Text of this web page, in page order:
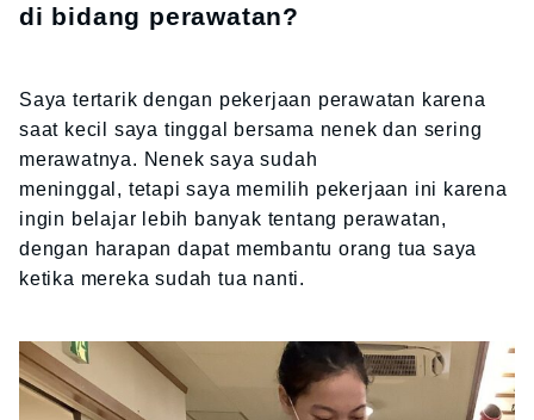
di bidang perawatan?
Saya tertarik dengan pekerjaan perawatan karena
saat kecil saya tinggal bersama nenek dan sering
merawatnya. Nenek saya sudah
meninggal, tetapi saya memilih pekerjaan ini karena
ingin belajar lebih banyak tentang perawatan,
dengan harapan dapat membantu orang tua saya
ketika mereka sudah tua nanti.